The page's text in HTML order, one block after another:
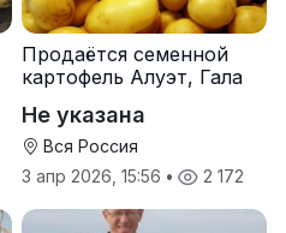
Продаётся семенной
картофель Алуэт, Гала
Не указана
Вся Россия
3 апр 2026, 15:56 • 2 172